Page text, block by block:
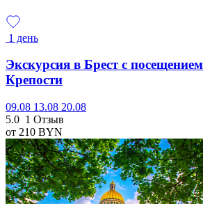
1 день
Экскурсия в Брест с
Крепости
09.08 13.08 20.08
5.0 1 Отзыв
от 210 BYN